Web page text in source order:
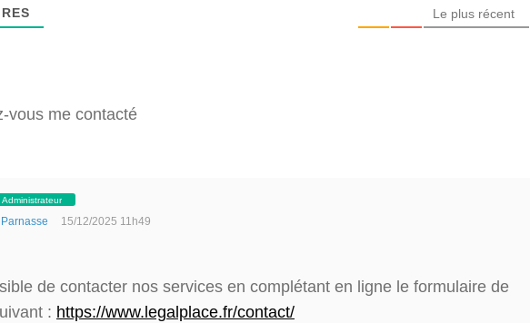
Le plus récent
vous me contacté
Administrateur
Parnasse 15/12/2025 11h49
de contacter nos services en complétant en ligne le formulaire de
: https://www.legalplace.fr/contact/